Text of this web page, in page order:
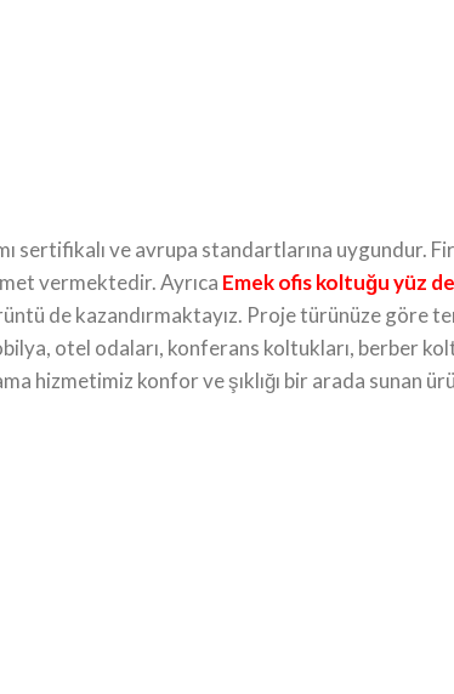
sertifikalı ve avrupa standartlarına uygundur.
vermektedir. Ayrıca Emek ofis koltuğu yüz
de kazandırmaktayız. Proje türünüze göre
otel odaları, konferans koltukları, berber
hizmetimiz konfor ve şıklığı bir arada sunan